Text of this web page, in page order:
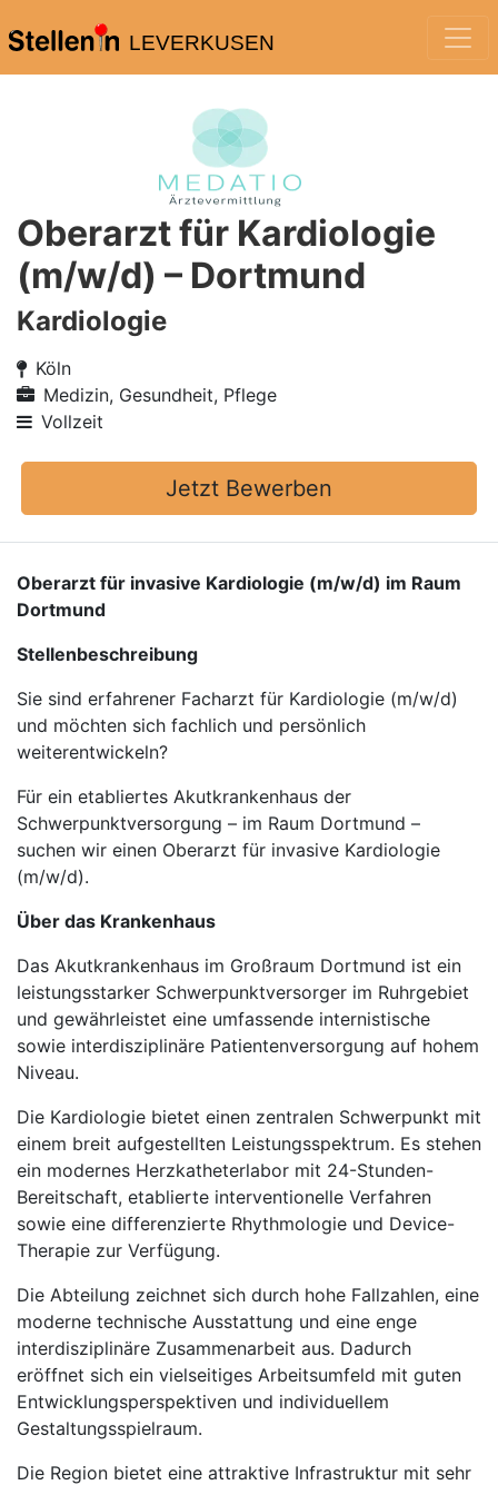
LEVERKUSEN
Oberarzt für Kardiologie
(m/w/d) – Dortmund
Kardiologie
Köln
Medizin, Gesundheit, Pflege
Vollzeit
Jetzt Bewerben
Oberarzt für invasive Kardiologie (m/w/d) im Raum
Dortmund
Stellenbeschreibung
Sie sind erfahrener Facharzt für Kardiologie (m/w/d)
und möchten sich fachlich und persönlich
weiterentwickeln?
Für ein etabliertes Akutkrankenhaus der
Schwerpunktversorgung – im Raum Dortmund –
suchen wir einen Oberarzt für invasive Kardiologie
(m/w/d).
Über das Krankenhaus
Das Akutkrankenhaus im Großraum Dortmund ist ein
leistungsstarker Schwerpunktversorger im Ruhrgebiet
und gewährleistet eine umfassende internistische
sowie interdisziplinäre Patientenversorgung auf hohem
Niveau.
Die Kardiologie bietet einen zentralen Schwerpunkt mit
einem breit aufgestellten Leistungsspektrum. Es stehen
ein modernes Herzkatheterlabor mit 24-Stunden-
Bereitschaft, etablierte interventionelle Verfahren
sowie eine differenzierte Rhythmologie und Device-
Therapie zur Verfügung.
Die Abteilung zeichnet sich durch hohe Fallzahlen, eine
moderne technische Ausstattung und eine enge
interdisziplinäre Zusammenarbeit aus. Dadurch
eröffnet sich ein vielseitiges Arbeitsumfeld mit guten
Entwicklungsperspektiven und individuellem
Gestaltungsspielraum.
Die Region bietet eine attraktive Infrastruktur mit sehr